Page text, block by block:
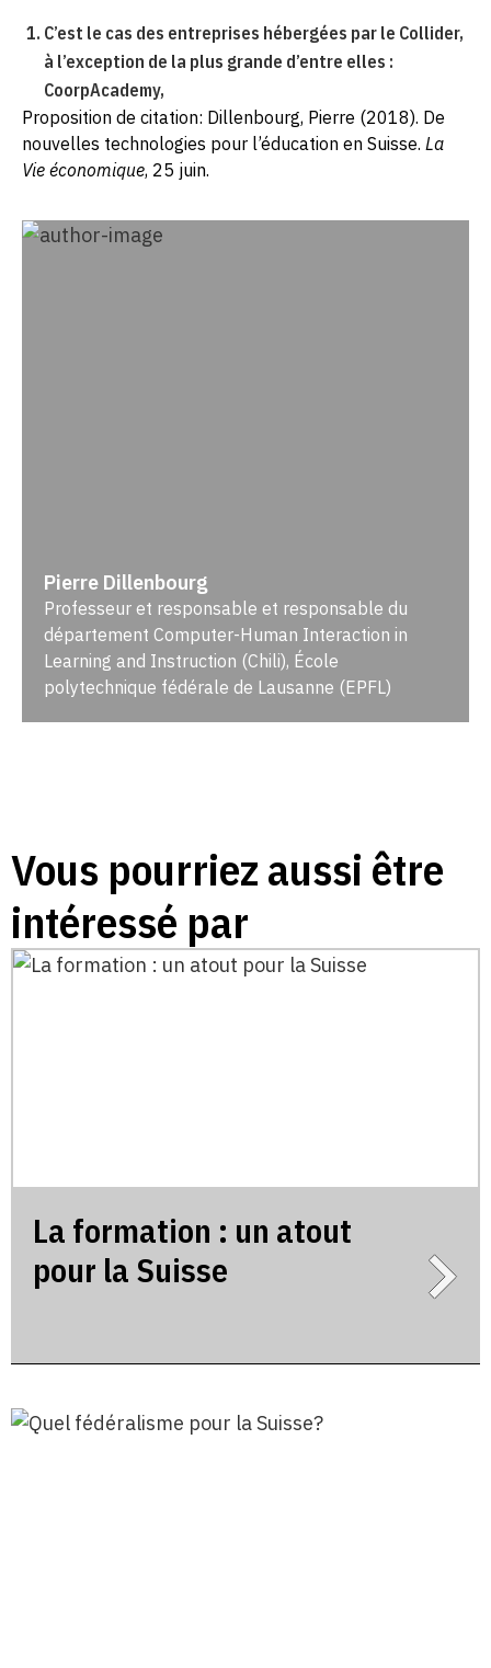
C’est le cas des entreprises hébergées par le Collider,
à l’exception de la plus grande d’entre elles :
CoorpAcademy,
Proposition de citation: Dillenbourg, Pierre (2018). De
nouvelles technologies pour l’éducation en Suisse. La
Vie économique, 25 juin.
Pierre Dillenbourg
Professeur et responsable et responsable du
département Computer-Human Interaction in
Learning and Instruction (Chili), École
polytechnique fédérale de Lausanne (EPFL)
Vous pourriez aussi être
intéressé par
La formation : un atout
pour la Suisse